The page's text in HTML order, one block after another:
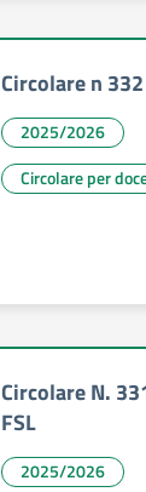
Circolare n
2025/2026
Circolare per
Circolare N.
FSL
2025/2026